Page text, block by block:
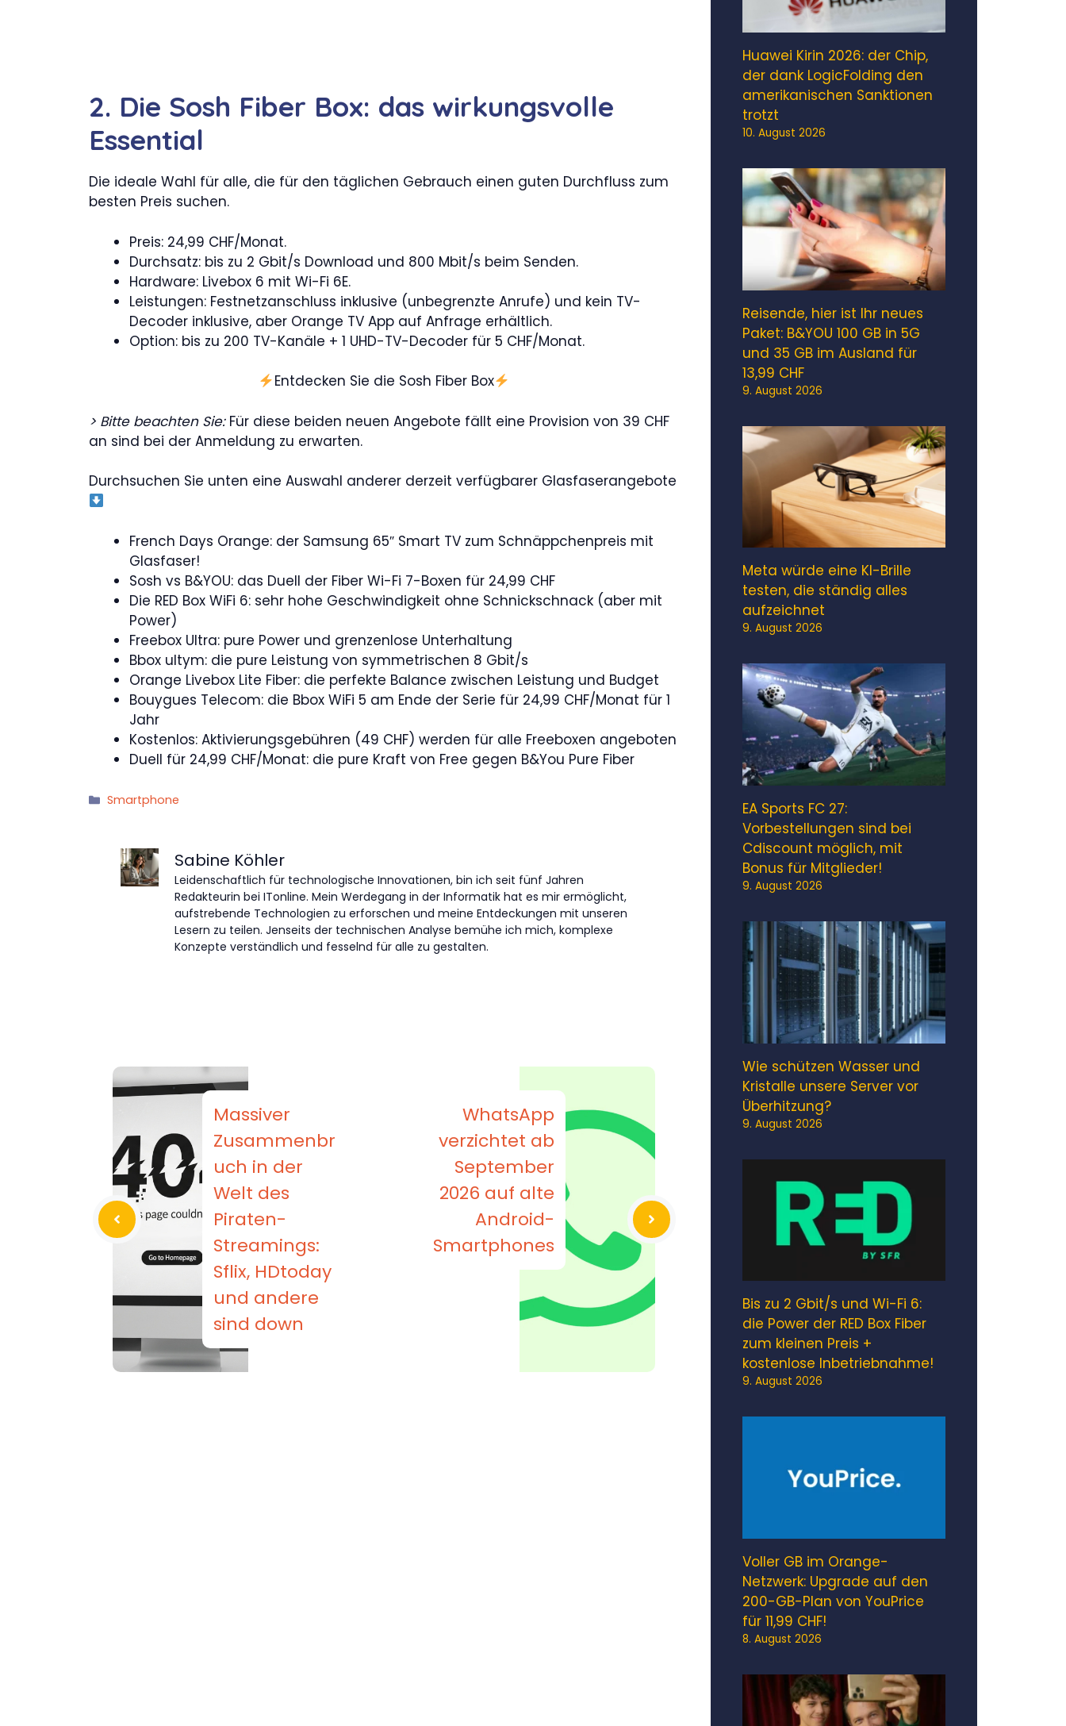
2. Die Sosh Fiber Box: das wirkungsvolle
Essential
Die ideale Wahl für alle, die für den täglichen Gebrauch einen guten Durchfluss zum
besten Preis suchen.
Preis: 24,99 CHF/Monat.
Durchsatz: bis zu 2 Gbit/s Download und 800 Mbit/s beim Senden.
Hardware: Livebox 6 mit Wi-Fi 6E.
Leistungen: Festnetzanschluss inklusive (unbegrenzte Anrufe) und kein TV-
Decoder inklusive, aber Orange TV App auf Anfrage erhältlich.
Option: bis zu 200 TV-Kanäle + 1 UHD-TV-Decoder für 5 CHF/Monat.
Entdecken Sie die Sosh Fiber Box
> Bitte beachten Sie:Für diese beiden neuen Angebote fällt eine Provision von 39 CHF
an sind bei der Anmeldung zu erwarten.
Durchsuchen Sie unten eine Auswahl anderer derzeit verfügbarer Glasfaserangebote
French Days Orange: der Samsung 65″ Smart TV zum Schnäppchenpreis mit
Glasfaser!
Sosh vs B&YOU: das Duell der Fiber Wi-Fi 7-Boxen für 24,99 CHF
Die RED Box WiFi 6: sehr hohe Geschwindigkeit ohne Schnickschnack (aber mit
Power)
Freebox Ultra: pure Power und grenzenlose Unterhaltung
Bbox ultym: die pure Leistung von symmetrischen 8 Gbit/s
Orange Livebox Lite Fiber: die perfekte Balance zwischen Leistung und Budget
Bouygues Telecom: die Bbox WiFi 5 am Ende der Serie für 24,99 CHF/Monat für 1
Jahr
Kostenlos: Aktivierungsgebühren (49 CHF) werden für alle Freeboxen angeboten
Duell für 24,99 CHF/Monat: die pure Kraft von Free gegen B&You Pure Fiber
Kategorien
Smartphone
Sabine Köhler
Leidenschaftlich für technologische Innovationen, bin ich seit fünf Jahren
Redakteurin bei ITonline. Mein Werdegang in der Informatik hat es mir ermöglicht,
aufstrebende Technologien zu erforschen und meine Entdeckungen mit unseren
Lesern zu teilen. Jenseits der technischen Analyse bemühe ich mich, komplexe
Konzepte verständlich und fesselnd für alle zu gestalten.
Massiver
Zusammenbr
uch in der
Welt des
Piraten-
Streamings:
Sflix, HDtoday
und andere
sind down
WhatsApp
verzichtet ab
September
2026 auf alte
Android-
Smartphones
Huawei Kirin 2026: der Chip,
der dank LogicFolding den
amerikanischen Sanktionen
trotzt
10. August 2026
Reisende, hier ist Ihr neues
Paket: B&YOU 100 GB in 5G
und 35 GB im Ausland für
13,99 CHF
9. August 2026
Meta würde eine KI-Brille
testen, die ständig alles
aufzeichnet
9. August 2026
EA Sports FC 27:
Vorbestellungen sind bei
Cdiscount möglich, mit
Bonus für Mitglieder!
9. August 2026
Wie schützen Wasser und
Kristalle unsere Server vor
Überhitzung?
9. August 2026
Bis zu 2 Gbit/s und Wi-Fi 6:
die Power der RED Box Fiber
zum kleinen Preis +
kostenlose Inbetriebnahme!
9. August 2026
Voller GB im Orange-
Netzwerk: Upgrade auf den
200-GB-Plan von YouPrice
für 11,99 CHF!
8. August 2026